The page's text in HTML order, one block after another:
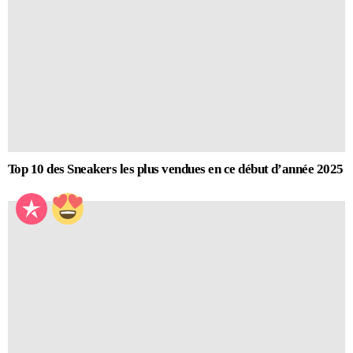
Top 10 des Sneakers les plus vendues en ce début d’année 2025